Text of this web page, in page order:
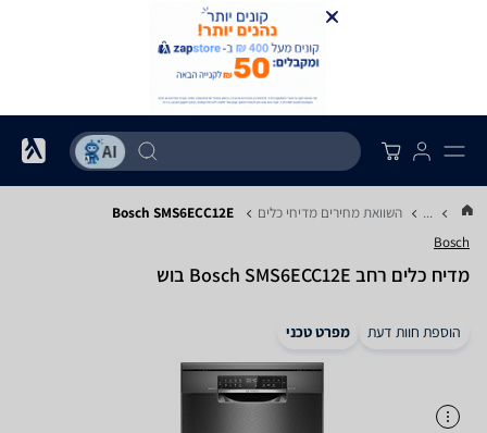
... השוואת מחירים מדיחי כלים Bosch SMS6ECC12E
Bosch
מדיח כלים ‏רחב Bosch SMS6ECC12E בוש
הוספת חוות דעת מפרט טכני